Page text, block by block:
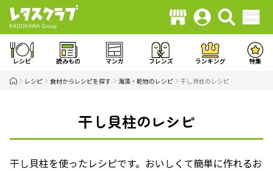
レシピ 読みもの マンガ フレンズ ランキング 特集
レシピ 食材からレシピを探す 海藻・乾物のレシピ 干し貝柱のレシピ
干し貝柱のレシピ
干し貝柱を使ったレシピです。おいしくて簡単に作れるお